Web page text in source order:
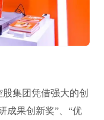
集团凭借强大的创
成果创新奖”、“优